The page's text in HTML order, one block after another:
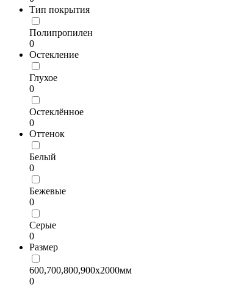
Тип покрытия
Полипропилен
0
Остекление
Глухое
0
Остеклённое
0
Оттенок
Белый
0
Бежевые
0
Серые
0
Размер
600,700,800,900х2000мм
0